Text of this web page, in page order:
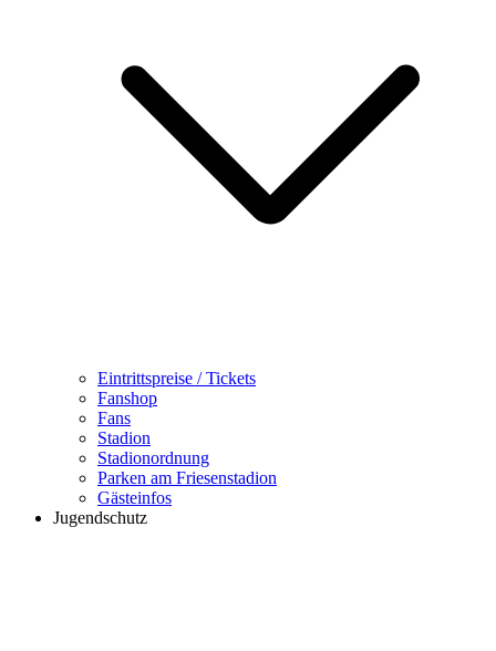
Eintrittspreise / Tickets
Fanshop
Fans
Stadion
Stadionordnung
Parken am Friesenstadion
Gästeinfos
Jugendschutz